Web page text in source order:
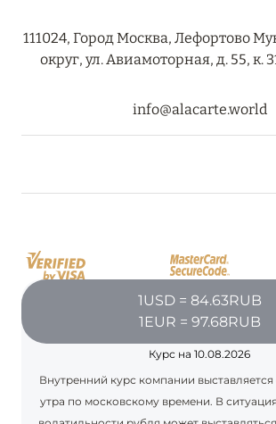
111024, Город Москва, Лефортово
округ, ул. Авиамоторная, д. 55, к.
info@alacarte.world
1USD = 84.63RUB
1EUR = 97.68RUB
Курс на 10.08.2026
Внутренний курс компании выставляется
утра по московскому времени. В